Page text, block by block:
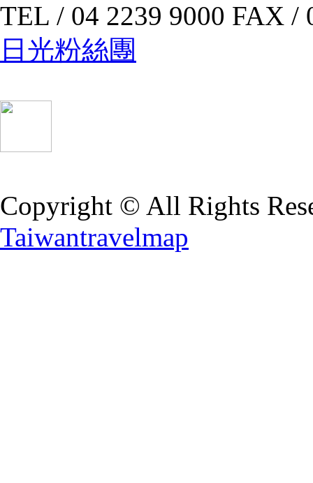
TEL / 04 2239 9000 FAX /
日光粉絲團
Copyright © All Rights
Taiwantravelmap